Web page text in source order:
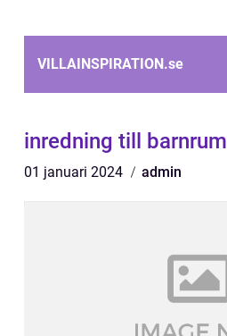
VILLAINSPIRATION.se
inredning till barnrum
01 januari 2024 admin